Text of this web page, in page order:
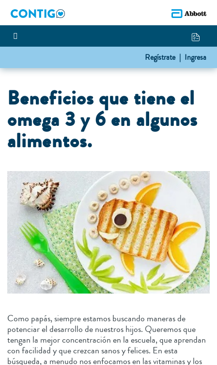
Regístrate | Ingresa
Beneficios que tiene el
omega 3 y 6 en algunos
alimentos.
Como papás, siempre estamos buscando maneras de
potenciar el desarrollo de nuestros hijos. Queremos que
tengan la mejor concentración en la escuela, que aprendan
con facilidad y que crezcan sanos y felices. En esta
búsqueda, a menudo nos enfocamos en las vitaminas y los